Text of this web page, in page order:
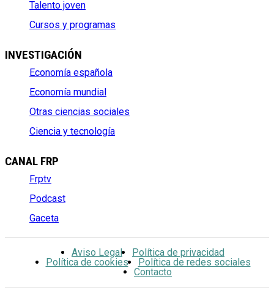
Talento joven
Cursos y programas
INVESTIGACIÓN
Economía española
Economía mundial
Otras ciencias sociales
Ciencia y tecnología
CANAL FRP
Frptv
Podcast
Gaceta
Aviso Legal
Política de privacidad
Política de cookies
Política de redes sociales
Contacto